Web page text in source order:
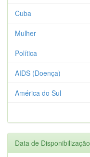
Cuba
Mulher
Política
AIDS (Doença)
América do Sul
Data de Disponibilização